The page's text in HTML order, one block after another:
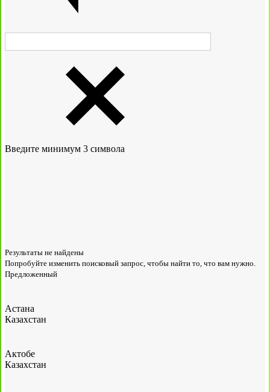
Введите минимум 3 символа
Результаты не найдены
Попробуйте изменить поисковый запрос, чтобы найти то, что вам нужно.
Предложенный
Астана
Казахстан
Актобе
Казахстан